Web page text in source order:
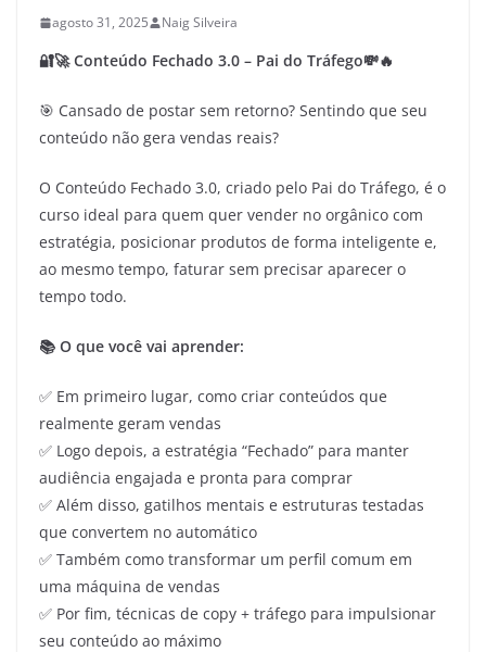
agosto 31, 2025 Naig Silveira
🔐🚀 Conteúdo Fechado 3.0 – Pai do Tráfego💸🔥
🎯 Cansado de postar sem retorno? Sentindo que seu
conteúdo não gera vendas reais?
O Conteúdo Fechado 3.0, criado pelo Pai do Tráfego, é o
curso ideal para quem quer vender no orgânico com
estratégia, posicionar produtos de forma inteligente e,
ao mesmo tempo, faturar sem precisar aparecer o
tempo todo.
📚 O que você vai aprender:
✅ Em primeiro lugar, como criar conteúdos que
realmente geram vendas
✅ Logo depois, a estratégia “Fechado” para manter
audiência engajada e pronta para comprar
✅ Além disso, gatilhos mentais e estruturas testadas
que convertem no automático
✅ Também como transformar um perfil comum em
uma máquina de vendas
✅ Por fim, técnicas de copy + tráfego para impulsionar
seu conteúdo ao máximo